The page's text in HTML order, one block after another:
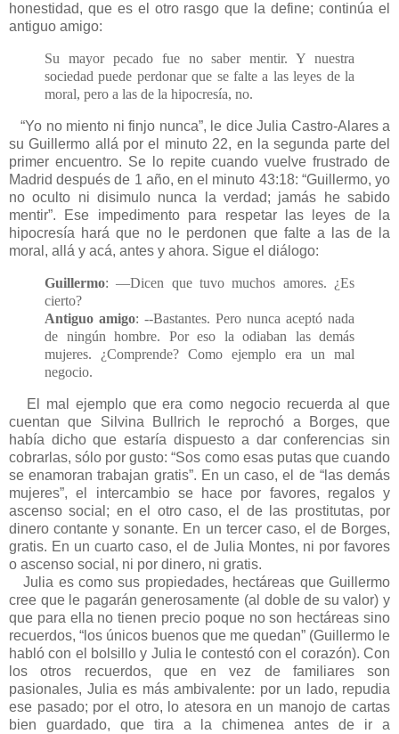
honestidad, que es el otro rasgo que la define; continúa el
antiguo amigo:
Su mayor pecado fue no saber mentir. Y nuestra
sociedad puede perdonar que se falte a las leyes de la
moral, pero a las de la hipocresía, no.
“Yo no miento ni finjo nunca”, le dice Julia Castro-Alares a
su Guillermo allá por el minuto 22, en la segunda parte del
primer encuentro. Se lo repite cuando vuelve frustrado de
Madrid después de 1 año, en el minuto 43:18: “Guillermo, yo
no oculto ni disimulo nunca la verdad; jamás he sabido
mentir”. Ese impedimento para respetar las leyes de la
hipocresía hará que no le perdonen que falte a las de la
moral, allá y acá, antes y ahora. Sigue el diálogo:
Guillermo: —Dicen que tuvo muchos amores. ¿Es
cierto?
Antiguo amigo: --Bastantes. Pero nunca aceptó nada
de ningún hombre. Por eso la odiaban las demás
mujeres. ¿Comprende? Como ejemplo era un mal
negocio.
El mal ejemplo que era como negocio recuerda al que
cuentan que Silvina Bullrich le reprochó a Borges, que
había dicho que estaría dispuesto a dar conferencias sin
cobrarlas, sólo por gusto: “Sos como esas putas que cuando
se enamoran trabajan gratis”. En un caso, el de “las demás
mujeres”, el intercambio se hace por favores, regalos y
ascenso social; en el otro caso, el de las prostitutas, por
dinero contante y sonante. En un tercer caso, el de Borges,
gratis. En un cuarto caso, el de Julia Montes, ni por favores
o ascenso social, ni por dinero, ni gratis.
Julia es como sus propiedades, hectáreas que Guillermo
cree que le pagarán generosamente (al doble de su valor) y
que para ella no tienen precio poque no son hectáreas sino
recuerdos, “los únicos buenos que me quedan” (Guillermo le
habló con el bolsillo y Julia le contestó con el corazón). Con
los otros recuerdos, que en vez de familiares son
pasionales, Julia es más ambivalente: por un lado, repudia
ese pasado; por el otro, lo atesora en un manojo de cartas
bien guardado, que tira a la chimenea antes de ir a